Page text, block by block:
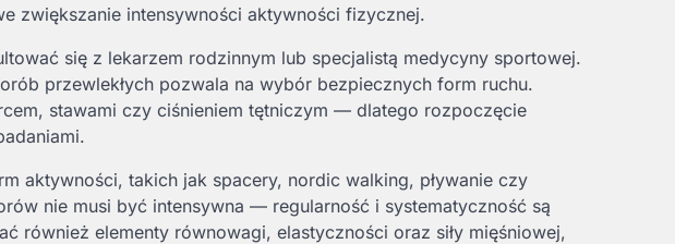
zwiększanie intensywności aktywności fizycznej.
się z lekarzem rodzinnym lub specjalistą medycyny sportowej.
przewlekłych pozwala na wybór bezpiecznych form ruchu.
stawami czy ciśnieniem tętniczym — dlatego rozpoczęcie
aktywności, takich jak spacery, nordic walking, pływanie czy
nie musi być intensywna — regularność i systematyczność są
również elementy równowagi, elastyczności oraz siły mięśniowej,